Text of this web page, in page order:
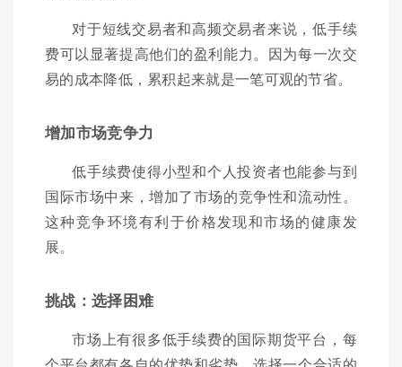
对于短线交易者和高频交易者来说，低手续
费可以显著提高他们的盈利能力。因为每一次交
易的成本降低，累积起来就是一笔可观的节省。
增加市场竞争力
低手续费使得小型和个人投资者也能参与到
国际市场中来，增加了市场的竞争性和流动性。
这种竞争环境有利于价格发现和市场的健康发
展。
挑战：选择困难
市场上有很多低手续费的国际期货平台，每